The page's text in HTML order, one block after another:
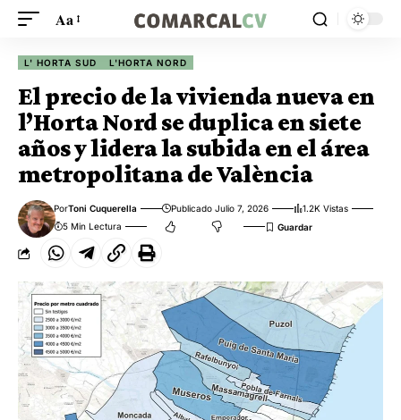
Aa
L' HORTA SUD L'HORTA NORD
El precio de la vivienda nueva en
l’Horta Nord se duplica en siete
años y lidera la subida en el área
metropolitana de València
PorToni Cuquerella Publicado Julio 7, 2026
1.2K Vistas
5 Min Lectura